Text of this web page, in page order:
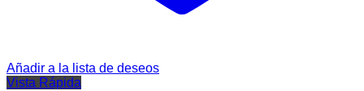
Añadir a la lista de deseos
Vista Rápida